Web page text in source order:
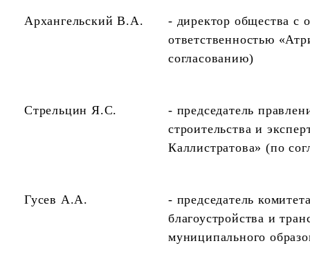
Архангельский В.А.
- директор общества с
ответственностью
согласованию)
Стрельцин Я.С.
- председатель
строительства и
Каллистратова» (по
Гусев А.А.
- председатель
благоустройства и
муниципального